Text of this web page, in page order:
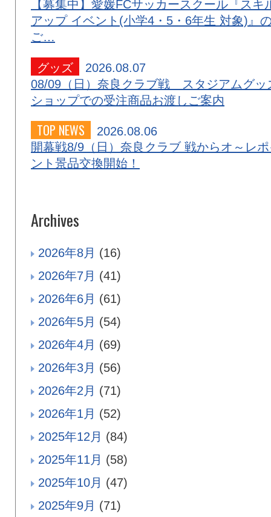
【募集中】愛媛FCサッカースクール『スキ
アップ イベント(小学4・5・6年生 対象)』
ご…
グッズ
2026.08.07
08/09（日）奈良クラブ戦 スタジアムグッ
ショップでの受注商品お渡しご案内
TOP NEWS
2026.08.06
開幕戦8/9（日）奈良クラブ 戦からオ～レ
ント景品交換開始！
Archives
2026年8月 (16)
2026年7月 (41)
2026年6月 (61)
2026年5月 (54)
2026年4月 (69)
2026年3月 (56)
2026年2月 (71)
2026年1月 (52)
2025年12月 (84)
2025年11月 (58)
2025年10月 (47)
2025年9月 (71)